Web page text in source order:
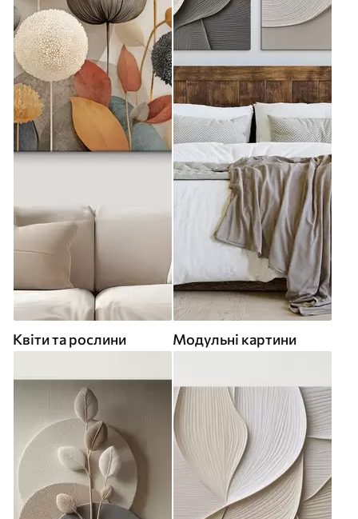
Квіти та рослини Модульні картини